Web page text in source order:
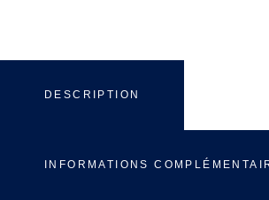
DESCRIPTION
INFORMATIONS